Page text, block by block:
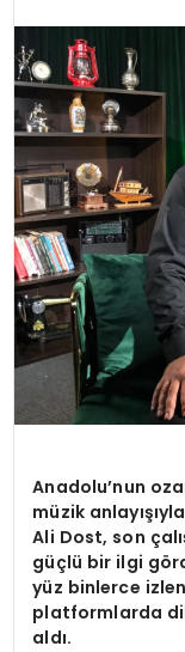
Anadolu’nun
müzik
Ali Dost, son
güçlü bir ilgi
yüz binlerce
platformlarda
aldı.